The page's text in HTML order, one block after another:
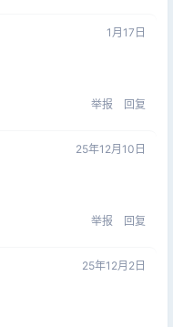
1月17日
举报 回复
25年12月10日
举报 回复
25年12月2日